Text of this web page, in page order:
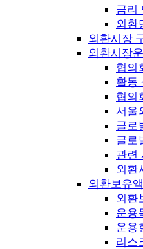
금리
외환
외환시장
외환시장
협의
활동
협의
서울
글로
글로
관련
외환
외환보유액
외환
운용
운용
리스